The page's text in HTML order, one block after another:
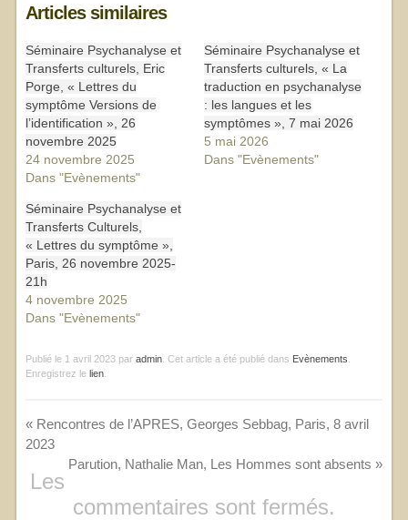
Articles similaires
Séminaire Psychanalyse et
Transferts culturels, Eric
Porge, « Lettres du
symptôme Versions de
l’identification », 26
novembre 2025
24 novembre 2025
Dans "Evènements"
Séminaire Psychanalyse et
Transferts culturels, « La
traduction en psychanalyse
: les langues et les
symptômes », 7 mai 2026
5 mai 2026
Dans "Evènements"
Séminaire Psychanalyse et
Transferts Culturels,
« Lettres du symptôme »,
Paris, 26 novembre 2025-
21h
4 novembre 2025
Dans "Evènements"
Publié le 1 avril 2023 par admin. Cet article a été publié dans Evènements
Enregistrez le lien.
«Rencontres de l’APRES, Georges Sebbag, Paris, 8 avril
2023
Parution, Nathalie Man, Les Hommes sont absents»
Les
commentaires sont fermés.